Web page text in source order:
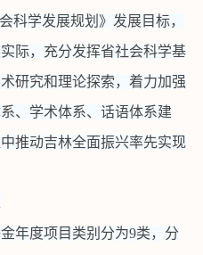
科学发展规划》发展目标，
际，充分发挥省社会科学基
研究和理论探索，着力加强
、学术体系、话语体系建
推动吉林全面振兴率先实现
度项目类别分为9类，分